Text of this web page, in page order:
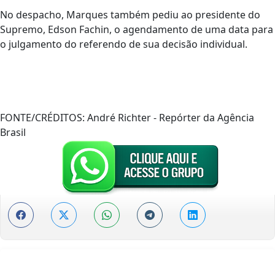
No despacho, Marques também pediu ao presidente do
Supremo, Edson Fachin, o agendamento de uma data para
o julgamento do referendo de sua decisão individual.
FONTE/CRÉDITOS: André Richter - Repórter da Agência
Brasil